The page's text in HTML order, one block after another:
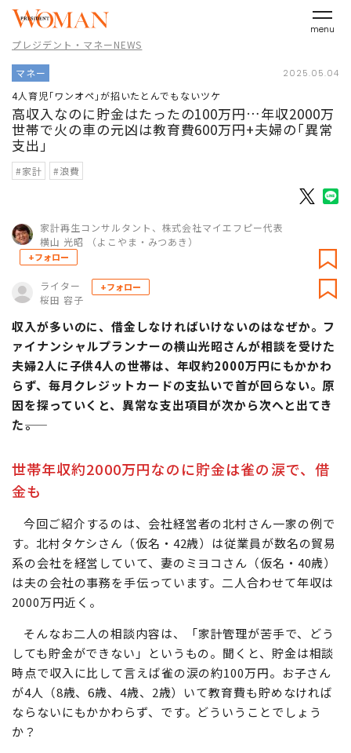
menu
プレジデント・マネーNEWS
マネー 2025.05.04
4人育児｢ワンオペ｣が招いたとんでもないツケ
高収入なのに貯金はたったの100万円…年収2000万
世帯で火の車の元凶は教育費600万円+夫婦の｢異常
支出｣
#家計 #浪費
家計再生コンサルタント、株式会社マイエフピー代表
横山 光昭 （よこやま・みつあき）
+フォロー
ライター
桜田 容子
+フォロー
収入が多いのに、借金しなければいけないのはなぜか。フ
ァイナンシャルプランナーの横山光昭さんが相談を受けた
夫婦2人に子供4人の世帯は、年収約2000万円にもかかわ
らず、毎月クレジットカードの支払いで首が回らない。原
因を探っていくと、異常な支出項目が次から次へと出てき
た――。
世帯年収約2000万円なのに貯金は雀の涙で、借
金も
今回ご紹介するのは、会社経営者の北村さん一家の例で
す。北村タケシさん（仮名・42歳）は従業員が数名の貿易
系の会社を経営していて、妻のミヨコさん（仮名・40歳）
は夫の会社の事務を手伝っています。二人合わせて年収は
2000万円近く。
そんなお二人の相談内容は、「家計管理が苦手で、どう
しても貯金ができない」というもの。聞くと、貯金は相談
時点で収入に比して言えば雀の涙の約100万円。お子さん
が4人（8歳、6歳、4歳、2歳）いて教育費も貯めなければ
ならないにもかかわらず、です。どういうことでしょう
か？